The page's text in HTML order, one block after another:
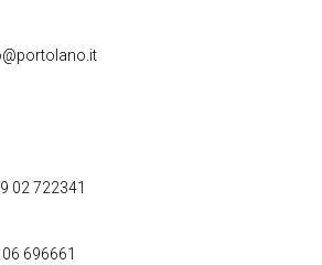
02 722341
696661